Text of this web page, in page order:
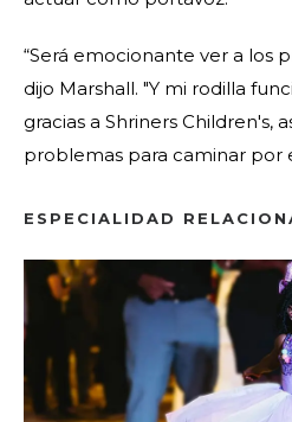
“Será emocionante ver a los
dijo Marshall. "Y mi rodilla
gracias a Shriners Children's,
problemas para caminar por
ESPECIALIDAD